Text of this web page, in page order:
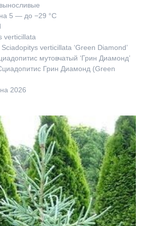
5 — до −29 °C
verticillata
verticillata ‘Green Diamond’
мутовчатый ‘Грин Диамонд’
Грин Диамонд (Green
2026